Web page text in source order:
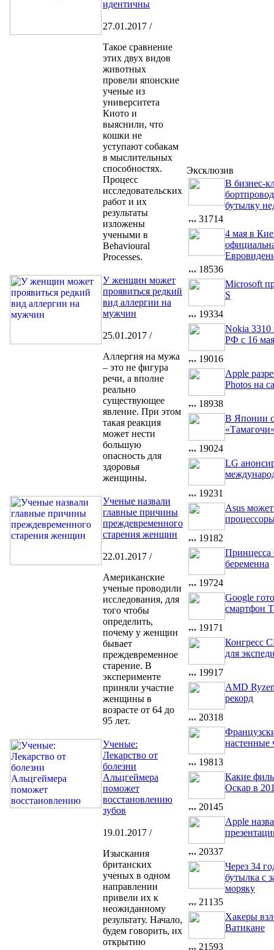
идентичны
27.01.2017 /
Такое сравнение
этих двух видов
животных
провели японские
ученые из
университета
Киото и
выяснили, что
кошки не
уступают собакам
в мыслительных
способностях.
Процесс
исследовательских
работ и их
результаты
изложены
учеными в
Behavioural
Processes.
У женщин может
проявиться редкий
вид аллергии на
мужчин
25.01.2017 /
Аллергия на мужа
– это не фигура
речи, а вполне
реально
существующее
явление. При этом
такая реакция
может нести
большую
опасность для
здоровья
женщины.
Ученые назвали
главные причины
преждевременного
старения женщин
22.01.2017 /
Американские
ученые проводили
исследования, для
того чтобы
определить,
почему у женщин
бывает
преждевременное
старение. В
эксперименте
приняли участие
женщины в
возрасте от 64 до
95 лет.
Ученые:
Лекарство от
болезни
Альцгеймера
поможет
восстановлению
зубов
19.01.2017 /
Изыскания
британских
ученых в одном
направлении
привели их к
неожиданному
результату. Начало,
будем говорить, их
открытию
Эксклюзив
В бизнес-
бутылку
31714
4 мая в
18536
Microsoft
S
19334
Nokia 3310
РФ с 16 мая
19016
Apple
Photos на
18938
В Японии
19024
LG
19231
Asus
19182
Принцесса
беременна
19724
Google
смартфон
19171
Конгресс
для
19917
AMD
рекорд
20318
настенные
19813
Какие
Оскар в
20145
Apple
20337
Через 34
бутылка с
моряку
21135
Хакеры
Ватикане
21593